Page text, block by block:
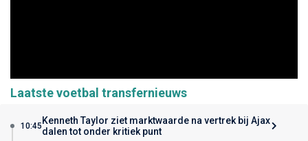
Laatste voetbal transfernieuws
10:45 Kenneth Taylor ziet marktwaarde na vertrek bij Ajax
dalen tot onder kritiek punt